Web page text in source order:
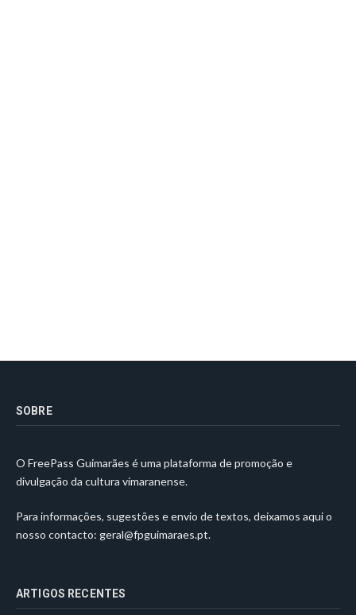
SOBRE
O FreePass Guimarães é uma plataforma de promoção e
divulgação da cultura vimaranense.
Para informações, sugestões e envio de textos, deixamos aqui o
nosso contacto: geral@fpguimaraes.pt.
ARTIGOS RECENTES